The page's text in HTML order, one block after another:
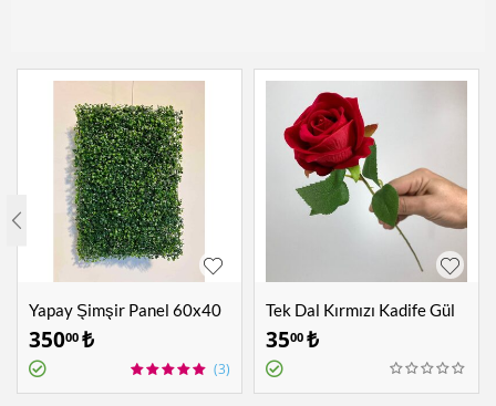
Yapay Şimşir Panel 60x40
cm
35000 ₺
(3)
Tek Dal Kırmızı Kadife Gül
3500 ₺